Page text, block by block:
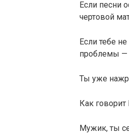
Если песни
чертовой
Если тебе
проблемы —
Ты уже
Как
Мужик, ты